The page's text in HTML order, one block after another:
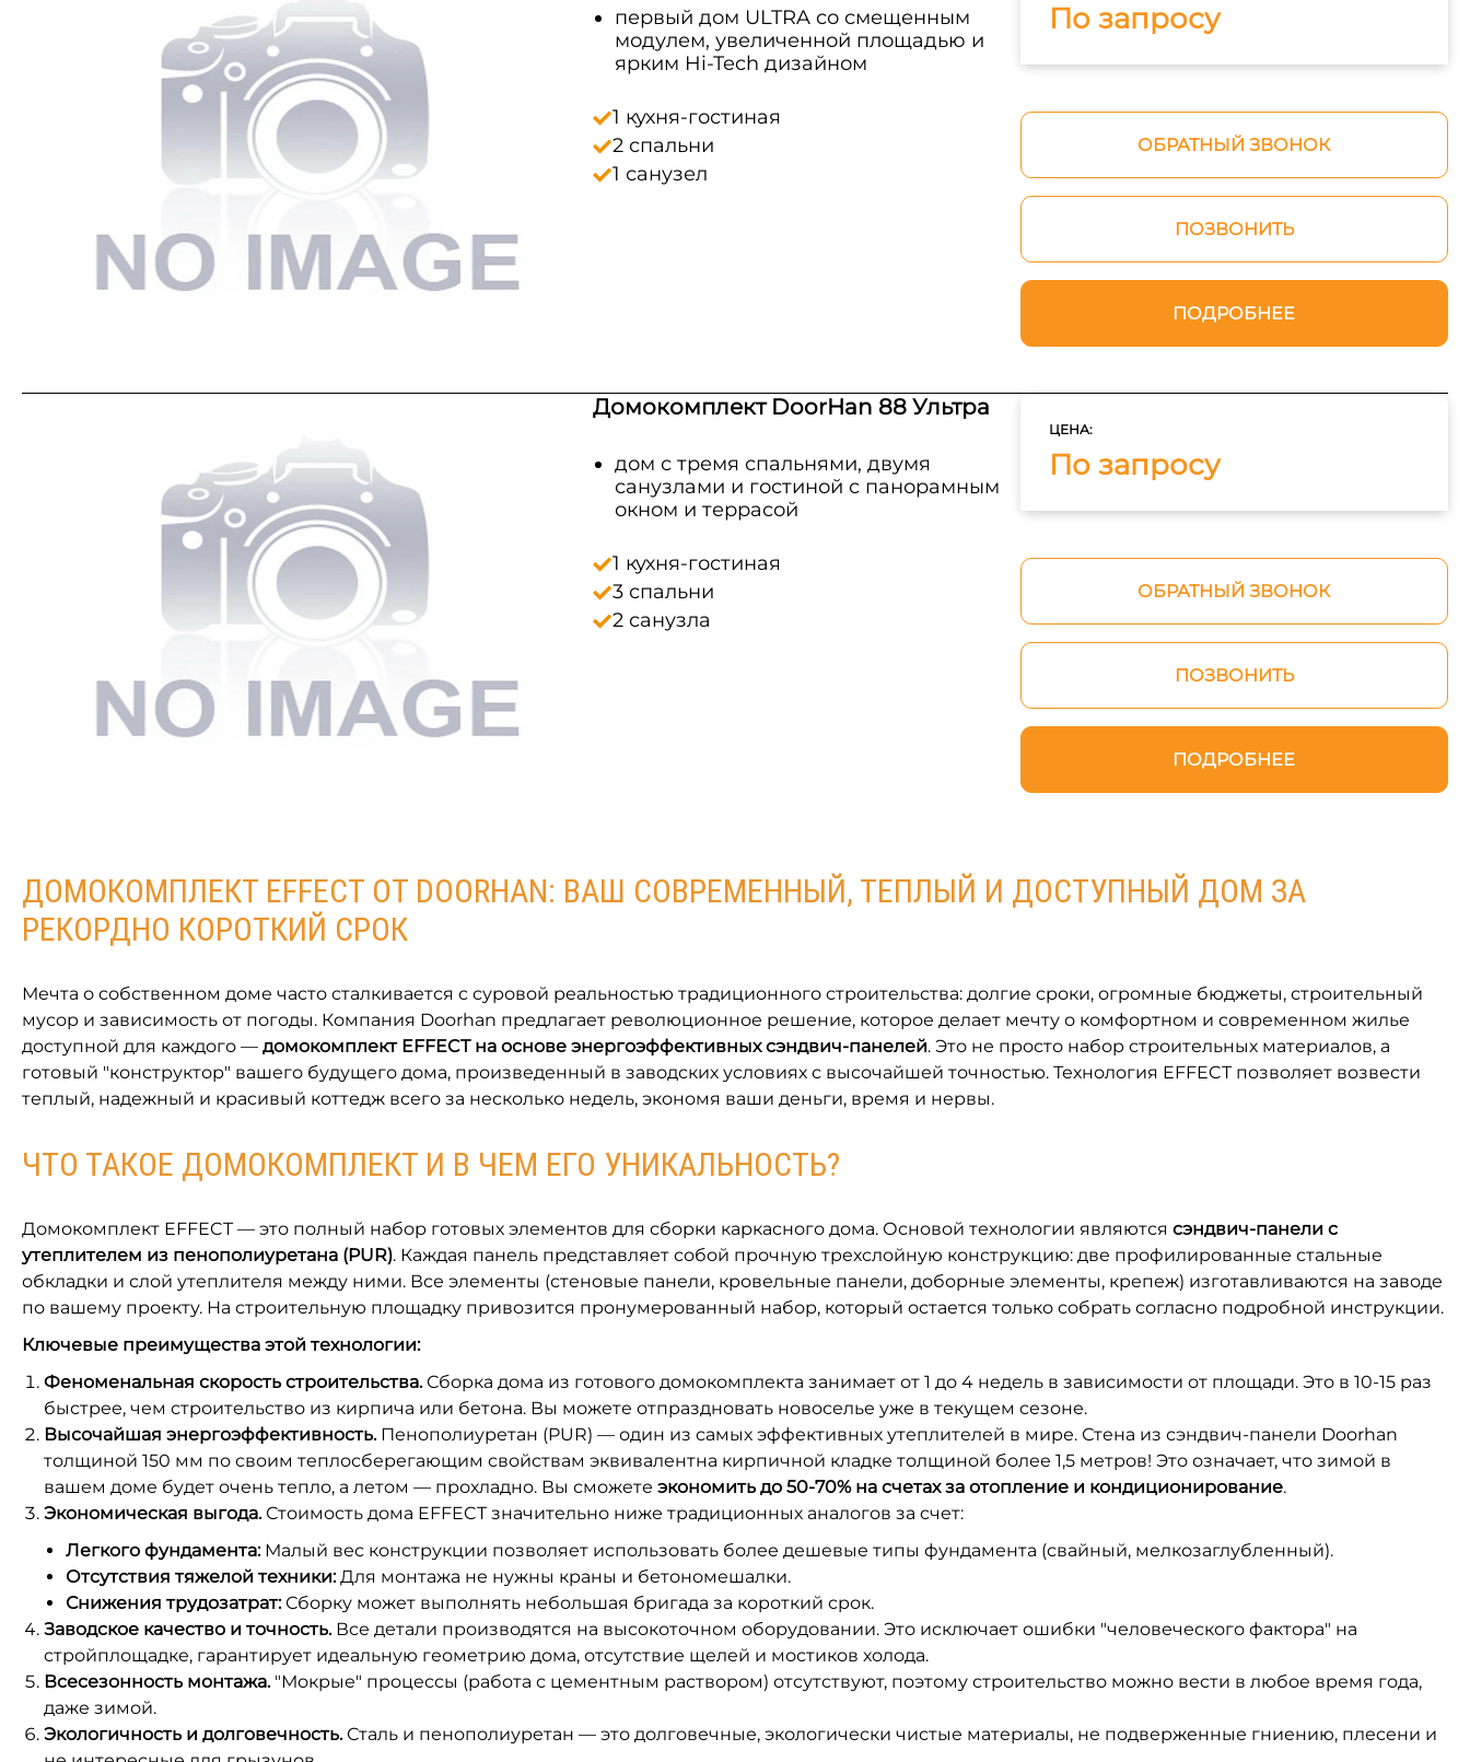
первый дом ULTRA со смещенным
модулем, увеличенной площадью и
ярким Hi‑Tech дизайном
1 кухня-гостиная
2 спальни
1 санузел
По запросу
ОБРАТНЫЙ ЗВОНОК
ПОЗВОНИТЬ
ПОДРОБНЕЕ
Домокомплект DoorHan 88 Ультра
дом с тремя спальнями, двумя
санузлами и гостиной с панорамным
окном и террасой
1 кухня-гостиная
3 спальни
2 санузла
ЦЕНА:
По запросу
ОБРАТНЫЙ ЗВОНОК
ПОЗВОНИТЬ
ПОДРОБНЕЕ
ДОМОКОМПЛЕКТ EFFECT ОТ DOORHAN: ВАШ СОВРЕМЕННЫЙ, ТЕПЛЫЙ И ДОСТУПНЫЙ ДОМ ЗА
РЕКОРДНО КОРОТКИЙ СРОК
Мечта о собственном доме часто сталкивается с суровой реальностью традиционного строительства: долгие сроки, огромные бюджеты, строительный
мусор и зависимость от погоды. Компания Doorhan предлагает революционное решение, которое делает мечту о комфортном и современном жилье
доступной для каждого — домокомплект EFFECT на основе энергоэффективных сэндвич-панелей. Это не просто набор строительных материалов, а
готовый "конструктор" вашего будущего дома, произведенный в заводских условиях с высочайшей точностью. Технология EFFECT позволяет возвести
теплый, надежный и красивый коттедж всего за несколько недель, экономя ваши деньги, время и нервы.
ЧТО ТАКОЕ ДОМОКОМПЛЕКТ И В ЧЕМ ЕГО УНИКАЛЬНОСТЬ?
Домокомплект EFFECT — это полный набор готовых элементов для сборки каркасного дома. Основой технологии являются сэндвич-панели с
утеплителем из пенополиуретана (PUR). Каждая панель представляет собой прочную трехслойную конструкцию: две профилированные стальные
обкладки и слой утеплителя между ними. Все элементы (стеновые панели, кровельные панели, доборные элементы, крепеж) изготавливаются на заводе
по вашему проекту. На строительную площадку привозится пронумерованный набор, который остается только собрать согласно подробной инструкции.
Ключевые преимущества этой технологии:
Феноменальная скорость строительства.Сборка дома из готового домокомплекта занимает от 1 до 4 недель в зависимости от площади. Это в 10-15 раз
быстрее, чем строительство из кирпича или бетона. Вы можете отпраздновать новоселье уже в текущем сезоне.
Высочайшая энергоэффективность.Пенополиуретан (PUR) — один из самых эффективных утеплителей в мире. Стена из сэндвич-панели Doorhan
толщиной 150 мм по своим теплосберегающим свойствам эквивалентна кирпичной кладке толщиной более 1,5 метров! Это означает, что зимой в
вашем доме будет очень тепло, а летом — прохладно. Вы сможете экономить до 50-70% на счетах за отопление и кондиционирование.
Экономическая выгода.Стоимость дома EFFECT значительно ниже традиционных аналогов за счет:
Легкого фундамента:Малый вес конструкции позволяет использовать более дешевые типы фундамента (свайный, мелкозаглубленный).
Отсутствия тяжелой техники:Для монтажа не нужны краны и бетономешалки.
Снижения трудозатрат:Сборку может выполнять небольшая бригада за короткий срок.
Заводское качество и точность.Все детали производятся на высокоточном оборудовании. Это исключает ошибки "человеческого фактора" на
стройплощадке, гарантирует идеальную геометрию дома, отсутствие щелей и мостиков холода.
Всесезонность монтажа."Мокрые" процессы (работа с цементным раствором) отсутствуют, поэтому строительство можно вести в любое время года,
даже зимой.
Экологичность и долговечность.Сталь и пенополиуретан — это долговечные, экологически чистые материалы, не подверженные гниению, плесени и